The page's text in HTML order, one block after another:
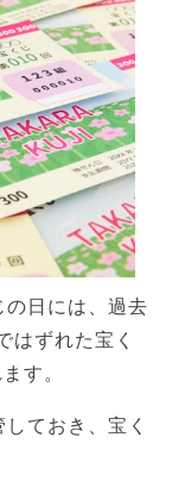
日には、過去
はずれた宝く
す。
ておき、宝く